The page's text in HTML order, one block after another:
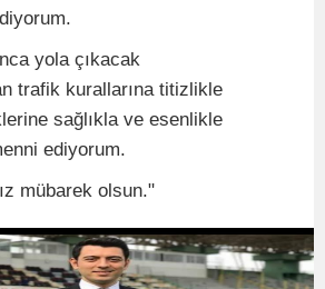
yola çıkacak
trafik kurallarına titizlikle
sağlıkla ve esenlikle
ediyorum.
mübarek olsun."